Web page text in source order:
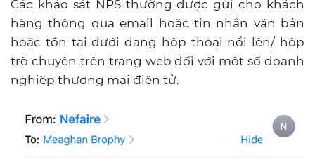
Các khảo sát NPS thường được gửi cho khách
hàng thông qua email hoặc tin nhắn văn bản
hoặc tồn tại dưới dạng hộp thoại nổi lên/ hộp
trò chuyện trên trang web đối với một số doanh
nghiệp thương mại điện tử.